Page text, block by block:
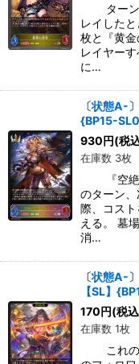
ターン
レイした
枚と『黄
レイヤー
に…
〔状態A-
{BP15-
930円(税
在庫数 3枚
『空絶の
のターン
際、コス
える。 墓
消…
〔状態A-
【SL】
170円(税
在庫数 1枚
これの